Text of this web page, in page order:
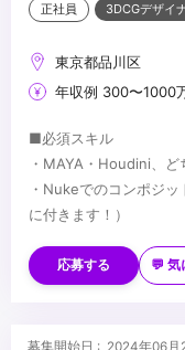
正社員 3DCGデザイ
東京都品川区
年収例 300〜1000
■必須スキル
・MAYA・Houdini、
・Nukeでのコンポジ
に付きます！）
・エフェクト・シミュ
・Blender, UEなど、
・python書ける方、優
...
応募する 💬 気
募集開始日 : 2024年06月